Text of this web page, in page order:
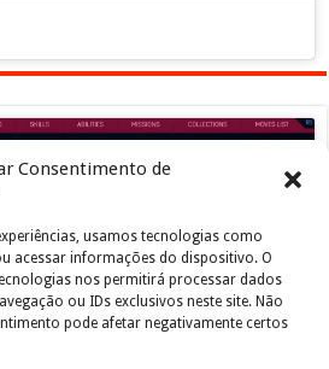
Consentimento de
usamos tecnologias como
acessar informações do dispositivo. O
nos permitirá processar dados
ou IDs exclusivos neste site. Não
pode afetar negativamente certos
os cookies marketing e
este conteúdo